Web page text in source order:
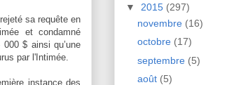
sa requête en
et condamné
$ ainsi qu’une
par l'Intimée.
instance des
▼ 2015 (297)
novembre (16)
octobre (17)
septembre (5)
août (5)